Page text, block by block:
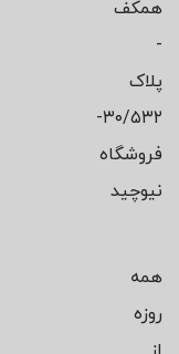
همکف
-
پلاک
۳۰/۵۳۲-
فروشگاه
نیوچید
همه
روزه